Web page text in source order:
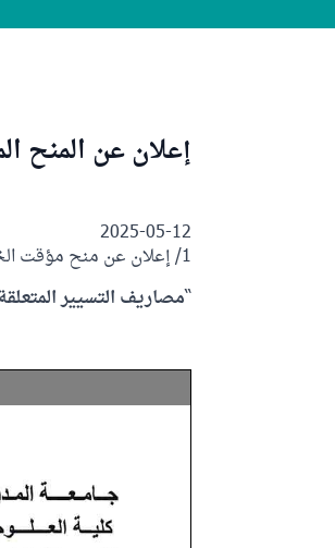
إعلان عن المنح
2025-05-12
1/ إعلان عن منح مؤقت الخاص بالإستشارة
“مصاريف التسيير